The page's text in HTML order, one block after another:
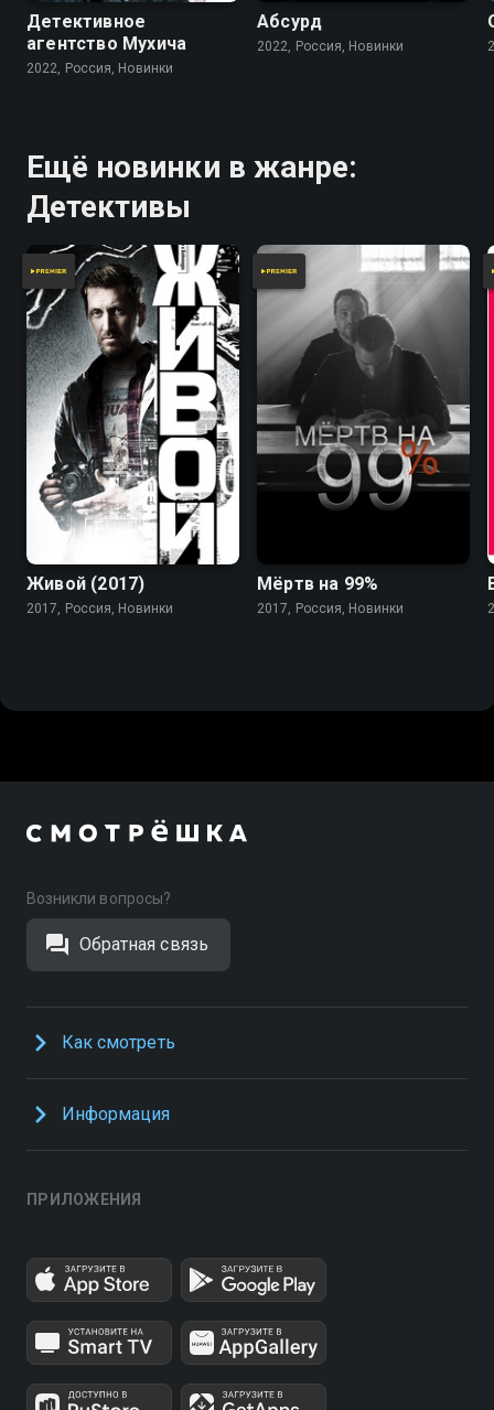
Детективное
агентство Мухича
2022, Россия, Новинки
Абсурд
2022, Россия, Новинки
Ещё новинки в жанре:
Детективы
Живой (2017)
2017, Россия, Новинки
Мёртв на 99%
2017, Россия, Новинки
Возникли вопросы?
Обратная связь
Как смотреть
Информация
ПРИЛОЖЕНИЯ